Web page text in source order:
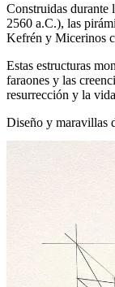
Construidas
2560 a.C.), las
Kefrén y Micerinos
Estas estructuras
faraones y las
resurrección y la
Diseño y maravillas